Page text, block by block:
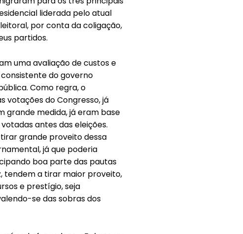
liderada pelo atual
por conta da coligação,
partidos.
uma avaliação de custos e
do governo
Como regra, o
votações do Congresso, já
grande medida, já eram base
antes das eleições.
grande proveito dessa
já que poderia
boa parte das pautas
tendem a tirar maior proveito,
e prestígio, seja
se das sobras dos